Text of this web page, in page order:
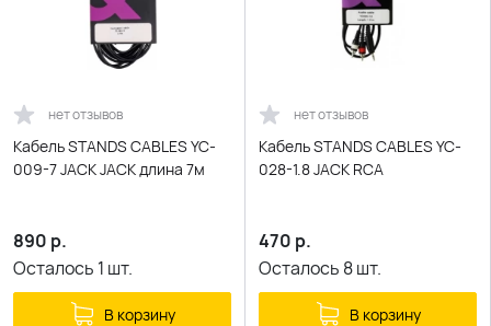
нет отзывов
Кабель STANDS CABLES YC-
009-7 JACK JACK длина 7м
890 р.
Осталось 1 шт.
В корзину
нет отзывов
Кабель STANDS CABLES YC-
028-1.8 JACK RCA
470 р.
Осталось 8шт.
В корзину